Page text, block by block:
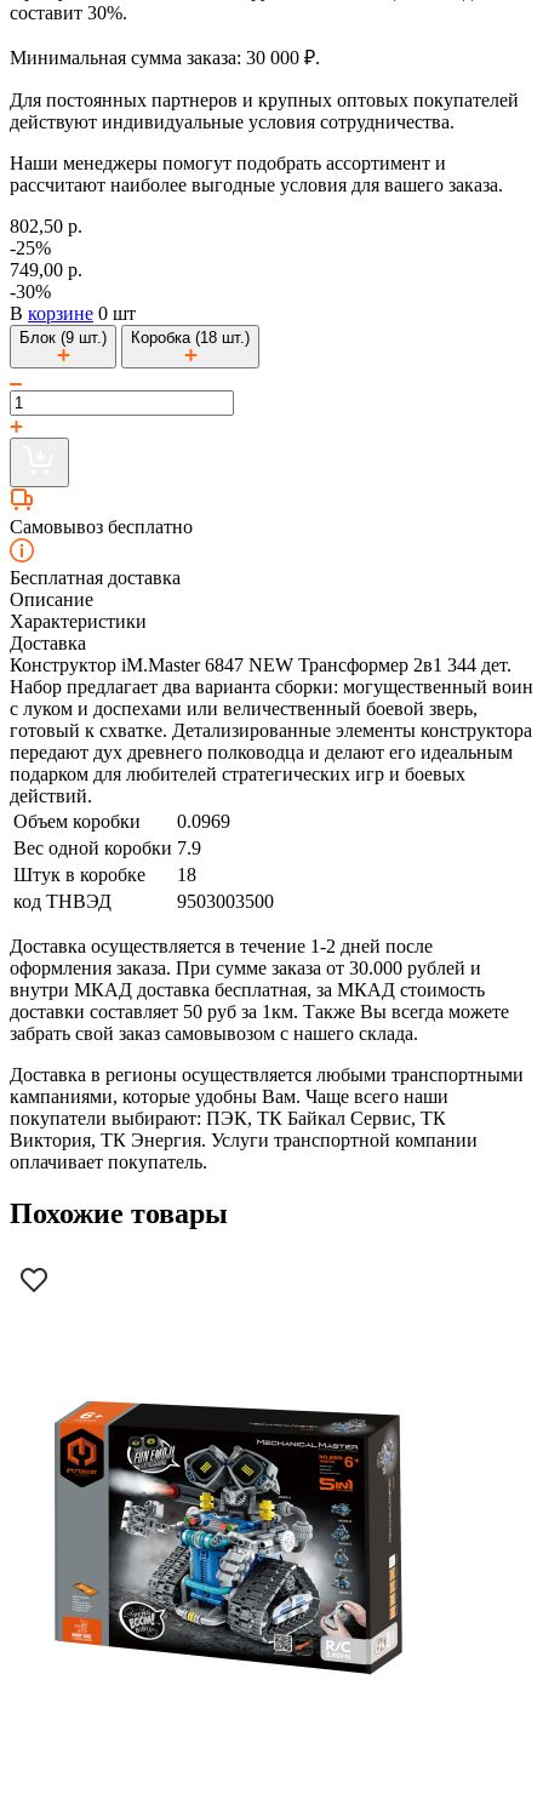
составит 30%.
Минимальная сумма заказа: 30 000 ₽.
Для постоянных партнеров и крупных оптовых покупателей
действуют индивидуальные условия сотрудничества.
Наши менеджеры помогут подобрать ассортимент и
рассчитают наиболее выгодные условия для вашего заказа.
802,50 р.
-25%
749,00 р.
-30%
В корзине 0 шт
Блок (9 шт.) Коробка (18 шт.)
Самовывоз бесплатно
Бесплатная доставка
Описание
Характеристики
Доставка
Конструктор iM.Master 6847 NEW Трансформер 2в1 344 дет.
Набор предлагает два варианта сборки: могущественный воин
с луком и доспехами или величественный боевой зверь,
готовый к схватке. Детализированные элементы конструктора
передают дух древнего полководца и делают его идеальным
подарком для любителей стратегических игр и боевых
действий.
Объем коробки
0.0969
Вес одной коробки 7.9
Штук в коробке
18
код ТНВЭД
9503003500
Доставка осуществляется в течение 1-2 дней после
оформления заказа. При сумме заказа от 30.000 рублей и
внутри МКАД доставка бесплатная, за МКАД стоимость
доставки составляет 50 руб за 1км. Также Вы всегда можете
забрать свой заказ самовывозом с нашего склада.
Доставка в регионы осуществляется любыми транспортными
кампаниями, которые удобны Вам. Чаще всего наши
покупатели выбирают: ПЭК, ТК Байкал Сервис, ТК
Виктория, ТК Энергия. Услуги транспортной компании
оплачивает покупатель.
Похожие товары